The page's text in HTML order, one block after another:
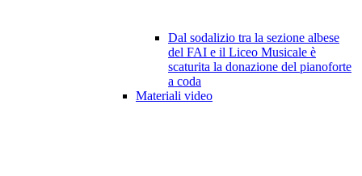
Dal sodalizio tra la sezione albese
del FAI e il Liceo Musicale è
scaturita la donazione del pianoforte
a coda
Materiali video